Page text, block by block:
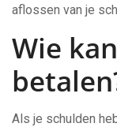
aflossen van je
Wie
Als je schulden